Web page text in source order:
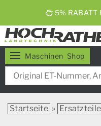
5% RABATT
Maschinen Shop
Startseite » Ersatzteile